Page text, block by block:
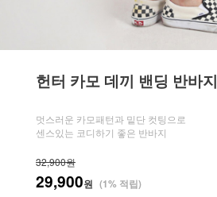
헌터 카모 데끼 밴딩 반바지
멋스러운 카모패턴과 밑단 컷팅으로
센스있는 코디하기 좋은 반바지
32,900원
29,900원 (1% 적립)